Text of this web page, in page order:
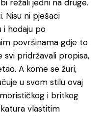
režali jedni na druge.
Nisu ni pješaci
i hodaju po
površinama gdje to
svi pridržavali propisa,
A kome se žuri,
u svom stilu ovaj
i britkog
vlastitim